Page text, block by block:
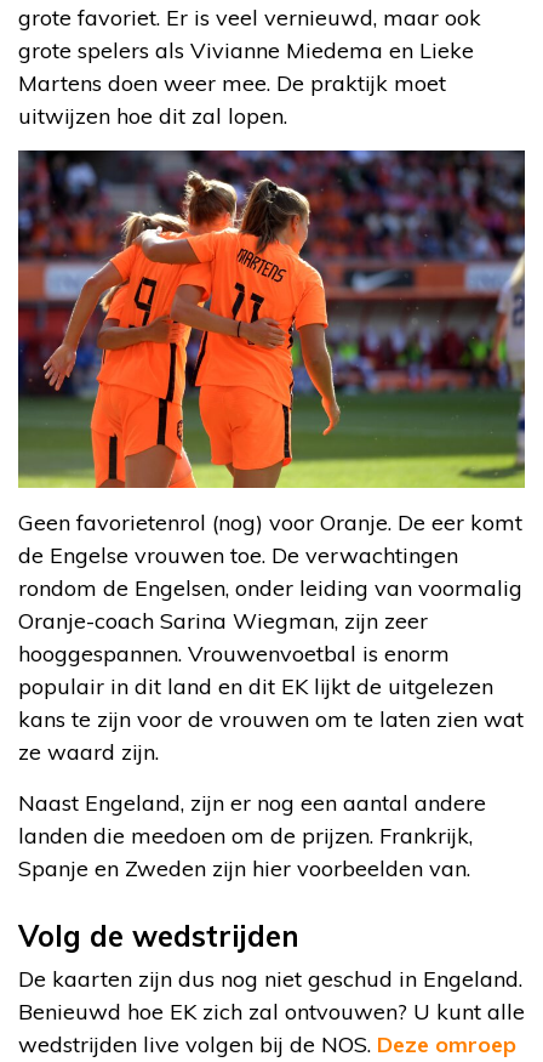
grote favoriet. Er is veel vernieuwd, maar ook
grote spelers als Vivianne Miedema en Lieke
Martens doen weer mee. De praktijk moet
uitwijzen hoe dit zal lopen.
Geen favorietenrol (nog) voor Oranje. De eer komt
de Engelse vrouwen toe. De verwachtingen
rondom de Engelsen, onder leiding van voormalig
Oranje-coach Sarina Wiegman, zijn zeer
hooggespannen. Vrouwenvoetbal is enorm
populair in dit land en dit EK lijkt de uitgelezen
kans te zijn voor de vrouwen om te laten zien wat
ze waard zijn.
Naast Engeland, zijn er nog een aantal andere
landen die meedoen om de prijzen. Frankrijk,
Spanje en Zweden zijn hier voorbeelden van.
Volg de wedstrijden
De kaarten zijn dus nog niet geschud in Engeland.
Benieuwd hoe EK zich zal ontvouwen? U kunt alle
wedstrijden live volgen bij de NOS. Deze omroep